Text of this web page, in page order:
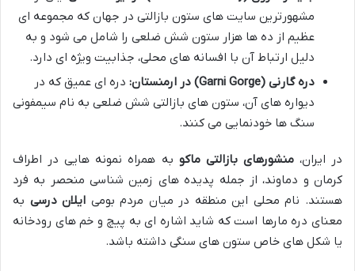
مشهورترین سایت های ستون بازالتی در جهان که مجموعه ای
عظیم از ده ها هزار ستون شش ضلعی را شامل می شود و به
دلیل ارتباط آن با افسانه های محلی، جذابیت ویژه ای دارد.
دره گارنی (Garni Gorge) در ارمنستان:
دره ای عمیق که در
دیواره های آن، ستون های بازالتی شش ضلعی به نام سیمفونی
سنگ ها خودنمایی می کنند.
در ایران،منشورهای بازالتی ماکو به همراه نمونه هایی در اطراف
کرمان و دماوند، از جمله پدیده های زمین شناسی منحصر به فرد
هستند. نام محلی این منطقه در میان مردم بومی ایلان درسی به
معنای دره مارها است که شاید اشاره ای به پیچ و خم های رودخانه
یا شکل های خاص ستون های سنگی داشته باشد.